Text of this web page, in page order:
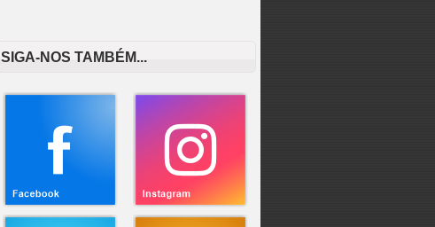
SIGA-NOS TAMBÉM...